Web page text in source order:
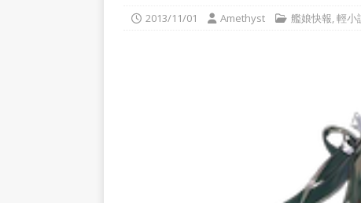
[ 2025/12/28 ]
《瑠璃龍龍》動畫
ACGHK2026 人氣
三川華月首次香港
2013/11/01 Amethyst 艦娘快報,輕小